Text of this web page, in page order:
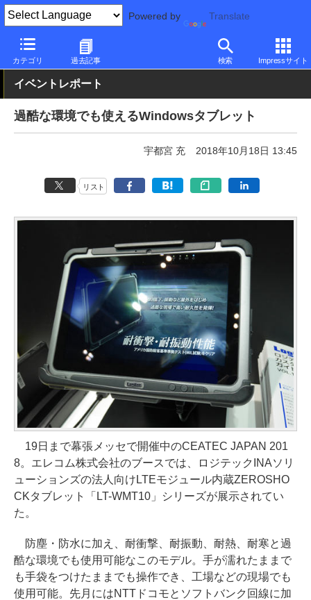
Powered by Translate
カテゴリ 過去記事 検索 Impressサイト
PC Watch イベント 2018
イベントレポート
過酷な環境でも使えるWindowsタブレット
宇都宮 充 2018年10月18日 13:45
リスト
19日まで幕張メッセで開催中のCEATEC JAPAN 201
8。エレコム株式会社のブースでは、ロジテックINAソリ
ューションズの法人向けLTEモジュール内蔵ZEROSHO
CKタブレット「LT-WMT10」シリーズが展示されてい
た。
防塵・防水に加え、耐衝撃、耐振動、耐熱、耐寒と過
酷な環境でも使用可能なこのモデル。手が濡れたままで
も手袋をつけたままでも操作でき、工場などの現場でも
使用可能。先月にはNTTドコモとソフトバンク回線に加